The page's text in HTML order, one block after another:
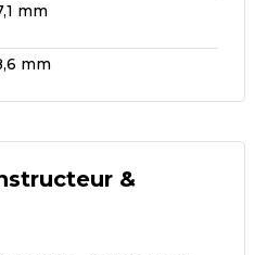
mm
mm
&